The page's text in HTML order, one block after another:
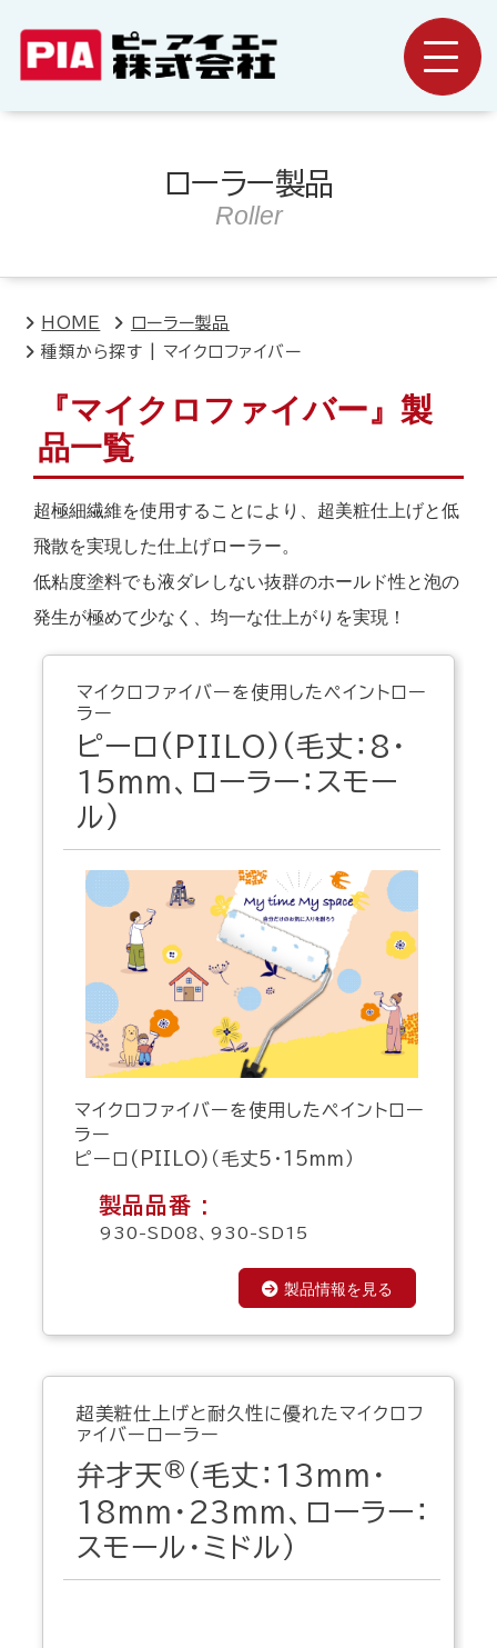
ローラー製品
Roller
HOME
ローラー製品
種類から探す | マイクロファイバー
『マイクロファイバー』製
品一覧
超極細繊維を使用することにより、超美粧仕上げと低
飛散を実現した仕上げローラー。
低粘度塗料でも液ダレしない抜群のホールド性と泡の
発生が極めて少なく、均一な仕上がりを実現！
マイクロファイバーを使用したペイントロー
ラー
ピーロ(PIILO) (毛丈：8・
15mm、ローラー：スモー
ル)
マイクロファイバーを使用したペイントロー
ラー
ピーロ(PIILO)（毛丈5・15mm）
製品品番 :
930-SD08、930-SD15
製品情報を見る
超美粧仕上げと耐久性に優れたマイクロフ
ァイバーローラー
弁才天 ® （毛丈：13mm・
18mm・23mm、ローラー：
スモール・ミドル）